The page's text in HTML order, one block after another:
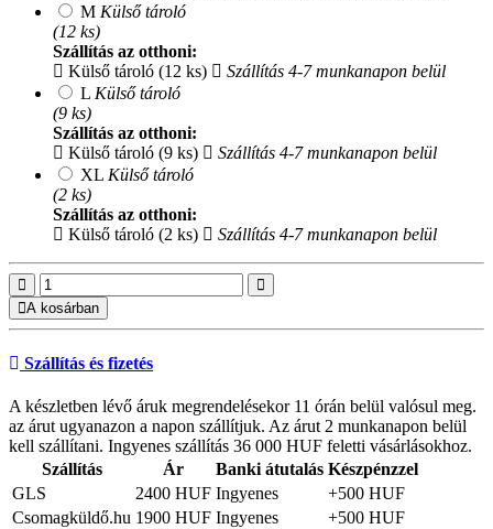
M Külső tároló
(12 ks)
Szállítás az otthoni:
Külső tároló (12 ks)
Szállítás 4-7 munkanapon belül
L Külső tároló
(9 ks)
Szállítás az otthoni:
Külső tároló (9 ks)
Szállítás 4-7 munkanapon belül
XL Külső tároló
(2 ks)
Szállítás az otthoni:
Külső tároló (2 ks)
Szállítás 4-7 munkanapon belül
A kosárban
Szállítás és fizetés
A készletben lévő áruk megrendelésekor 11 órán belül valósul meg.
az árut ugyanazon a napon szállítjuk. Az árut 2 munkanapon belül
kell szállítani. Ingyenes szállítás 36 000 HUF feletti vásárlásokhoz.
Szállítás
Ár Banki átutalás Készpénzzel
GLS
2400 HUF Ingyenes
+500 HUF
Csomagküldő.hu 1900 HUF Ingyenes +500 HUF